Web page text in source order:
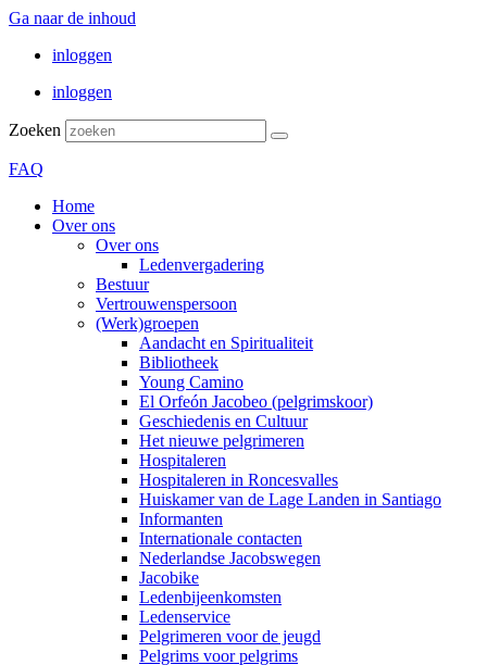
Ga naar de inhoud
inloggen
inloggen
Zoeken
FAQ
Home
Over ons
Over ons
Ledenvergadering
Bestuur
Vertrouwenspersoon
(Werk)groepen
Aandacht en Spiritualiteit
Bibliotheek
Young Camino
El Orfeón Jacobeo (pelgrimskoor)
Geschiedenis en Cultuur
Het nieuwe pelgrimeren
Hospitaleren
Hospitaleren in Roncesvalles
Huiskamer van de Lage Landen in Santiago
Informanten
Internationale contacten
Nederlandse Jacobswegen
Jacobike
Ledenbijeenkomsten
Ledenservice
Pelgrimeren voor de jeugd
Pelgrims voor pelgrims